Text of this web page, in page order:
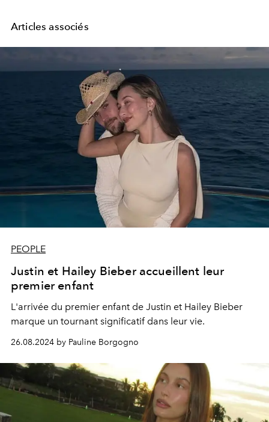
Articles associés
PEOPLE
Justin et Hailey Bieber accueillent leur
premier enfant
L'arrivée du premier enfant de Justin et Hailey Bieber
marque un tournant significatif dans leur vie.
26.08.2024 by Pauline Borgogno